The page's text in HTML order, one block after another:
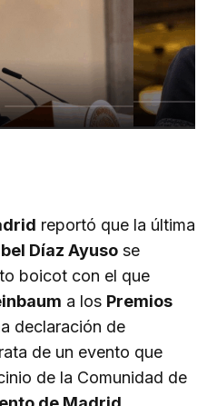
reportó que la última
Díaz Ayuso se
boicot con el que
a los Premios
declaración de
de un evento que
de la Comunidad de